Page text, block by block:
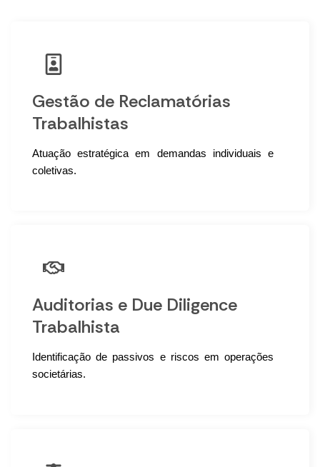
Gestão de Reclamatórias
Trabalhistas
Atuação estratégica em demandas individuais e
coletivas.
Auditorias e Due Diligence
Trabalhista
Identificação de passivos e riscos em operações
societárias.